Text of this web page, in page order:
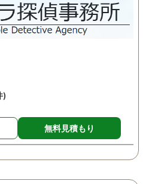
)
無料見積もり